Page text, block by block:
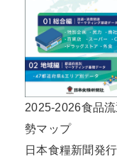
2025-2026食品
勢マップ
日本食糧新聞発行